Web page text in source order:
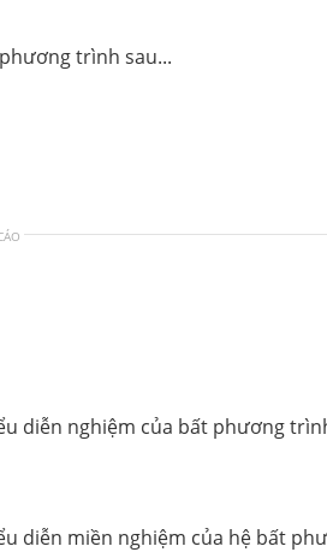
trình sau...
diễn nghiệm của bất phương
diễn miền nghiệm của hệ bất